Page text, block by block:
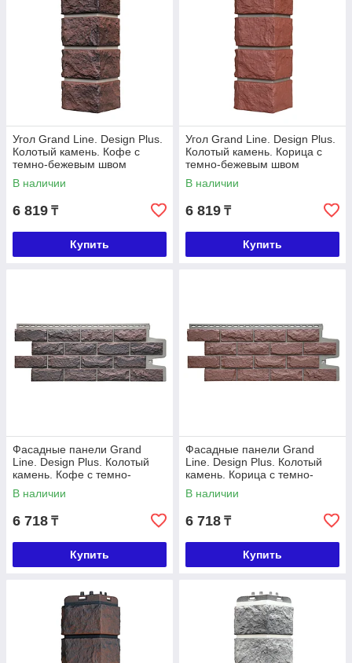
Угол Grand Line. Design Plus.
Колотый камень. Кофе с
темно-бежевым швом
В наличии
6 819 ₸
Купить
Угол Grand Line. Design Plus.
Колотый камень. Корица с
темно-бежевым швом
В наличии
6 819 ₸
Купить
Фасадные панели Grand
Line. Design Plus. Колотый
камень. Кофе с темно-
бежевым швом
В наличии
6 718 ₸
Купить
Фасадные панели Grand
Line. Design Plus. Колотый
камень. Корица с темно-
бежевым швом
В наличии
6 718 ₸
Купить